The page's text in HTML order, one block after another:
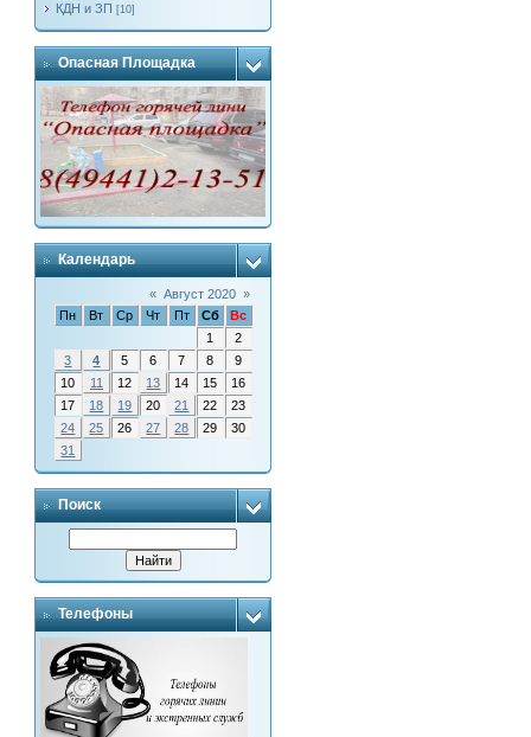
КДН и ЗП [10]
Опасная Площадка
Календарь
« Август 2020 »
Пн
Вт Ср Чт Пт Сб
Вс
1
2
3
4 5 6 7 8
9
10
11 12 13 14 15
16
17
18 19 20 21 22
23
24
25 26 27 28 29
30
31
Поиск
Телефоны